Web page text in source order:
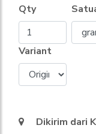
Qty
Variant
Dikirim dari